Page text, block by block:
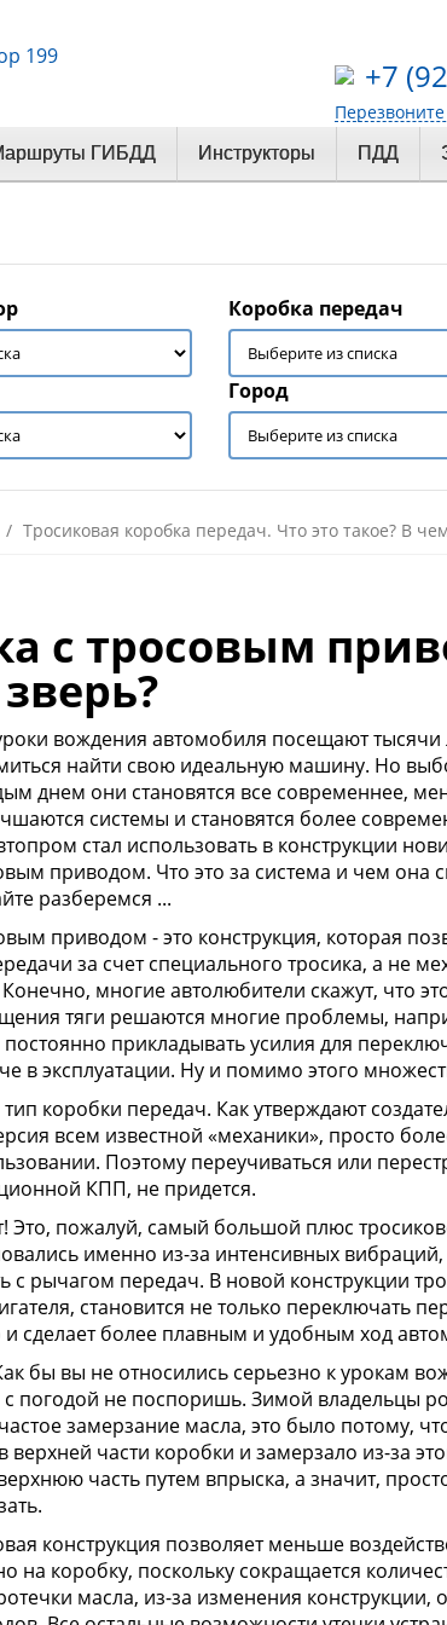
+7
ГИБДД Инструкторы ПДД
Коробка передач
Город
Тросиковая коробка передач. Что это такое? В
с тросовым
вождения автомобиля посещают
найти свою идеальную машину. Но
днем они становятся все современнее,
системы и становятся более
стал использовать в конструкции
приводом. Что это за система и чем она
разберемся ...
приводом - это конструкция, которая
за счет специального тросика, а не
многие автолюбители скажут, что
тяги решаются многие проблемы,
прикладывать усилия для
в эксплуатации. Ну и помимо этого
коробки передач. Как утверждают
всем известной «механики», просто
Поэтому переучиваться или
КПП, не придется.
Это, пожалуй, самый большой плюс
именно из-за интенсивных
с рычагом передач. В новой конструкции
становится не только переключать
сделает более плавным и удобным ход
бы вы не относились серьезно к урокам
погодой не поспоришь. Зимой владельцы
замерзание масла, это было потому,
верхней части коробки и замерзало из-за
часть путем впрыска, а значит,
конструкция позволяет меньше
на коробку, поскольку сокращается
масла, из-за изменения конструкции,